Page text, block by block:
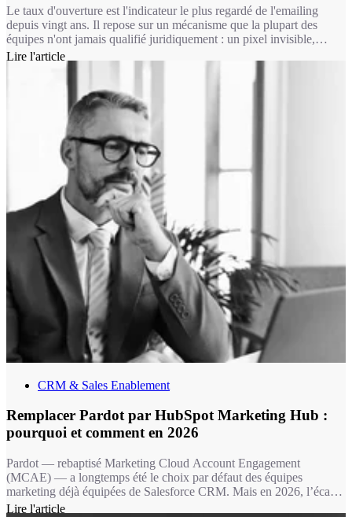
Le taux d'ouverture est l'indicateur le plus regardé de l'emailing
depuis vingt ans. Il repose sur un mécanisme que la plupart des
équipes n'ont jamais qualifié juridiquement : un pixel invisible,
chargé à l'ouverture du message. Depuis le 14 avril 2026, ce
mécanisme relève du même régime que les cookies. Autrement dit,
pour une bonne partie de vos usages, mesurer une ouverture
suppose désormais le consentement du destinataire.
Lire l'article
CRM & Sales Enablement
Remplacer Pardot par HubSpot Marketing Hub :
pourquoi et comment en 2026
Pardot — rebaptisé Marketing Cloud Account Engagement
(MCAE) — a longtemps été le choix par défaut des équipes
marketing déjà équipées de Salesforce CRM. Mais en 2026, l’écart
fonctionnel avec HubSpot Marketing Hub est devenu un fossé : 11
Lire l'article